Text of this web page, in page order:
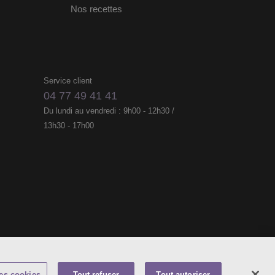
Nos recettes
Service client
04 77 49 41 41
Du lundi au vendredi : 9h00 - 12h30 /
13h30 - 17h00